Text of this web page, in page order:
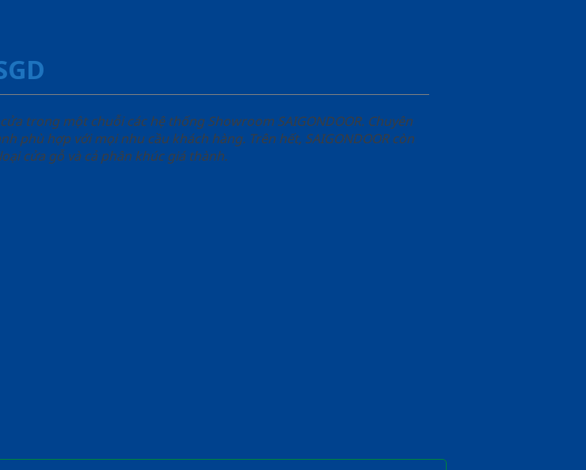
trong một chuỗi các hệ thống Showroom SAIGONDOOR. Chuyên
hợp với mọi nhu cầu khách hàng. Trên hết, SAIGONDOOR còn
cửa gỗ và cả phân khúc giá thành.